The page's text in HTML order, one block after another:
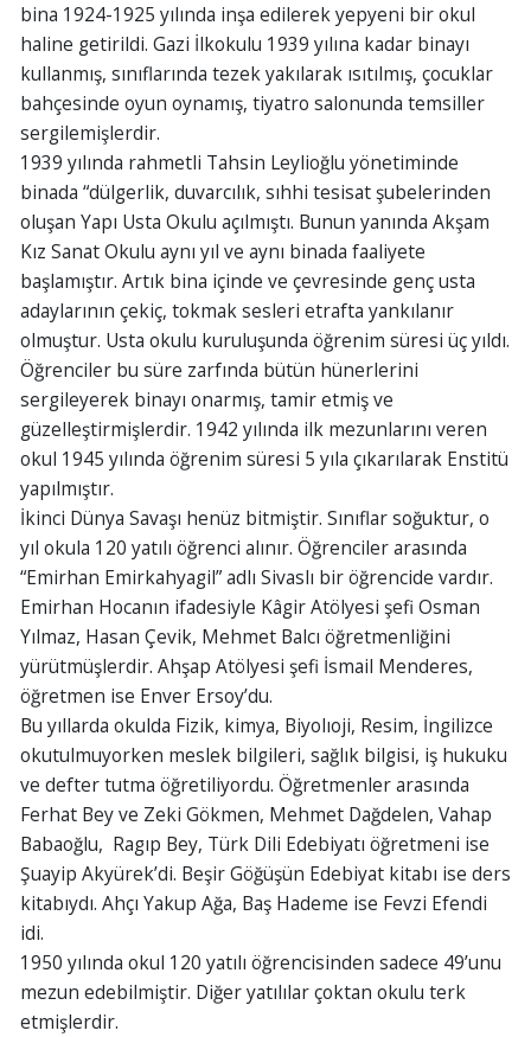
bina 1924-1925 yılında inşa edilerek yepyeni bir okul
haline getirildi. Gazi İlkokulu 1939 yılına kadar binayı
kullanmış, sınıflarında tezek yakılarak ısıtılmış, çocuklar
bahçesinde oyun oynamış, tiyatro salonunda temsiller
sergilemişlerdir.
1939 yılında rahmetli Tahsin Leylioğlu yönetiminde
binada “dülgerlik, duvarcılık, sıhhi tesisat şubelerinden
oluşan Yapı Usta Okulu açılmıştı. Bunun yanında Akşam
Kız Sanat Okulu aynı yıl ve aynı binada faaliyete
başlamıştır. Artık bina içinde ve çevresinde genç usta
adaylarının çekiç, tokmak sesleri etrafta yankılanır
olmuştur. Usta okulu kuruluşunda öğrenim süresi üç yıldı.
Öğrenciler bu süre zarfında bütün hünerlerini
sergileyerek binayı onarmış, tamir etmiş ve
güzelleştirmişlerdir. 1942 yılında ilk mezunlarını veren
okul 1945 yılında öğrenim süresi 5 yıla çıkarılarak Enstitü
yapılmıştır.
İkinci Dünya Savaşı henüz bitmiştir. Sınıflar soğuktur, o
yıl okula 120 yatılı öğrenci alınır. Öğrenciler arasında
“Emirhan Emirkahyagil” adlı Sivaslı bir öğrencide vardır.
Emirhan Hocanın ifadesiyle Kâgir Atölyesi şefi Osman
Yılmaz, Hasan Çevik, Mehmet Balcı öğretmenliğini
yürütmüşlerdir. Ahşap Atölyesi şefi İsmail Menderes,
öğretmen ise Enver Ersoy’du.
Bu yıllarda okulda Fizik, kimya, Biyolıoji, Resim, İngilizce
okutulmuyorken meslek bilgileri, sağlık bilgisi, iş hukuku
ve defter tutma öğretiliyordu. Öğretmenler arasında
Ferhat Bey ve Zeki Gökmen, Mehmet Dağdelen, Vahap
Babaoğlu, Ragıp Bey, Türk Dili Edebiyatı öğretmeni ise
Şuayip Akyürek’di. Beşir Göğüşün Edebiyat kitabı ise ders
kitabıydı. Ahçı Yakup Ağa, Baş Hademe ise Fevzi Efendi
idi.
1950 yılında okul 120 yatılı öğrencisinden sadece 49’unu
mezun edebilmiştir. Diğer yatılılar çoktan okulu terk
etmişlerdir.